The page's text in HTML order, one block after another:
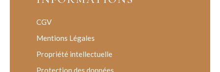
CGV
Mentions Légales
Propriété intellectuelle
Protection des données